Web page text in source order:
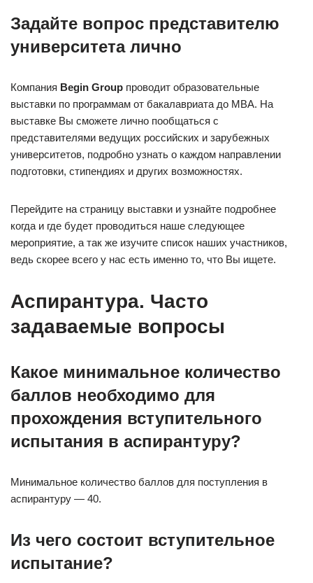
Задайте вопрос представителю
университета лично
Компания Begin Group проводит образовательные
выставки по программам от бакалавриата до MBA. На
выставке Вы сможете лично пообщаться с
представителями ведущих российских и зарубежных
университетов, подробно узнать о каждом направлении
подготовки, стипендиях и других возможностях.
Перейдите на страницу выставки и узнайте подробнее
когда и где будет проводиться наше следующее
мероприятие, а так же изучите список наших участников,
ведь скорее всего у нас есть именно то, что Вы ищете.
Аспирантура. Часто
задаваемые вопросы
Какое минимальное количество
баллов необходимо для
прохождения вступительного
испытания в аспирантуру?
Минимальное количество баллов для поступления в
аспирантуру — 40.
Из чего состоит вступительное
испытание?